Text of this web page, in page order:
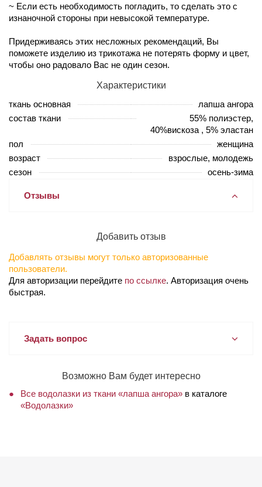
~ Если есть необходимость погладить, то сделать это с
изнаночной стороны при невысокой температуре.
Придерживаясь этих несложных рекомендаций, Вы
поможете изделию из трикотажа не потерять форму и цвет,
чтобы оно радовало Вас не один сезон.
Характеристики
ткань основная
лапша ангора
состав ткани
55% полиэстер,
40%вискоза , 5% эластан
пол
женщина
возраст
взрослые, молодежь
сезон
осень-зима
Отзывы
Добавить отзыв
Добавлять отзывы могут только авторизованные
пользователи.
Для авторизации перейдите по ссылке. Авторизация очень
быстрая.
Задать вопрос
Возможно Вам будет интересно
Все водолазки из ткани «лапша ангора» в каталоге
«Водолазки»